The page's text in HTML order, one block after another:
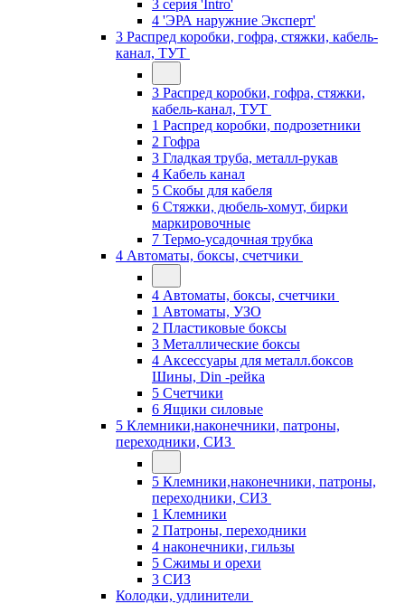
3 серия 'Intro'
4 'ЭРА наружние Эксперт'
3 Распред коробки, гофра, стяжки, кабель-
канал, ТУТ
3 Распред коробки, гофра, стяжки,
кабель-канал, ТУТ
1 Распред коробки, подрозетники
2 Гофра
3 Гладкая труба, металл-рукав
4 Кабель канал
5 Скобы для кабеля
6 Стяжки, дюбель-хомут, бирки
маркировочные
7 Термо-усадочная трубка
4 Автоматы, боксы, счетчики
4 Автоматы, боксы, счетчики
1 Автоматы, УЗО
2 Пластиковые боксы
3 Металлические боксы
4 Аксессуары для металл.боксов
Шины, Din -рейка
5 Счетчики
6 Ящики силовые
5 Клемники,наконечники, патроны,
переходники, СИЗ
5 Клемники,наконечники, патроны,
переходники, СИЗ
1 Клемники
2 Патроны, переходники
4 наконечники, гильзы
5 Сжимы и орехи
3 СИЗ
Колодки, удлинители